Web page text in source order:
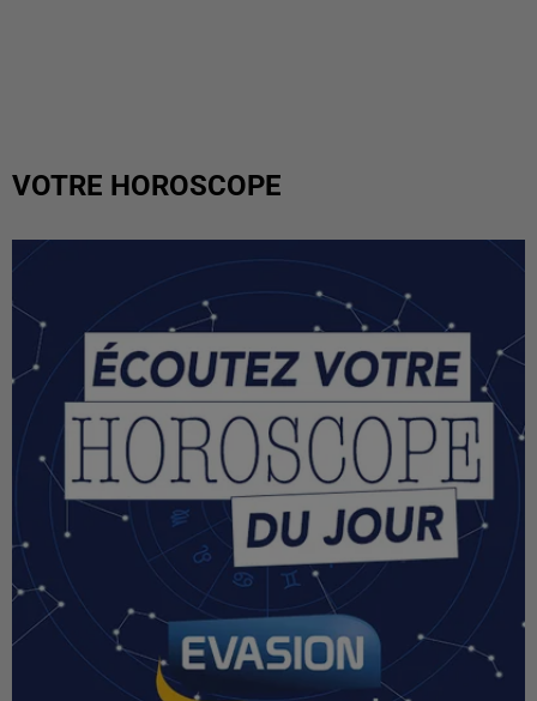
VOTRE HOROSCOPE